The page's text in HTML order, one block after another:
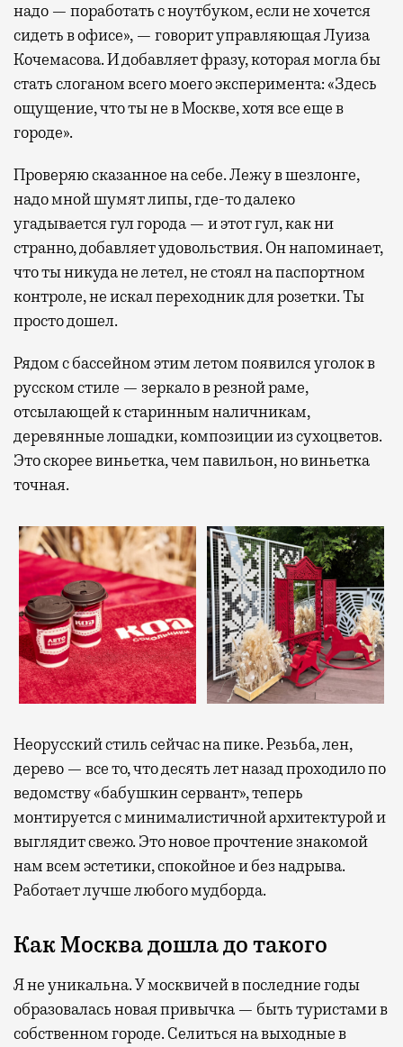
надо — поработать с ноутбуком, если не хочется
сидеть в офисе», — говорит управляющая Луиза
Кочемасова. И добавляет фразу, которая могла бы
стать слоганом всего моего эксперимента: «Здесь
ощущение, что ты не в Москве, хотя все еще в
городе».
Проверяю сказанное на себе. Лежу в шезлонге,
надо мной шумят липы, где-то далеко
угадывается гул города — и этот гул, как ни
странно, добавляет удовольствия. Он напоминает,
что ты никуда не летел, не стоял на паспортном
контроле, не искал переходник для розетки. Ты
просто дошел.
Рядом с бассейном этим летом появился уголок в
русском стиле — зеркало в резной раме,
отсылающей к старинным наличникам,
деревянные лошадки, композиции из сухоцветов.
Это скорее виньетка, чем павильон, но виньетка
точная.
Неорусский стиль сейчас на пике. Резьба, лен,
дерево — все то, что десять лет назад проходило по
ведомству «бабушкин сервант», теперь
монтируется с минималистичной архитектурой и
выглядит свежо. Это новое прочтение знакомой
нам всем эстетики, спокойное и без надрыва.
Работает лучше любого мудборда.
Как Москва дошла до такого
Я не уникальна. У москвичей в последние годы
образовалась новая привычка — быть туристами в
собственном городе. Селиться на выходные в